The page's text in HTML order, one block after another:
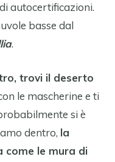
autocertificazioni.
basse dal
.
trovi il deserto
le mascherine e ti
si è
dentro, la
come le mura di